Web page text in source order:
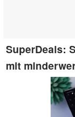
SuperDeals:
mit